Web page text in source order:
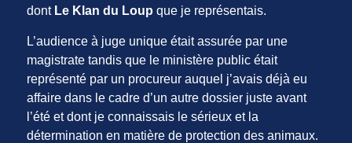
dont Le Klan du Loup que je représentais.
L’audience à juge unique était assurée par une
magistrate tandis que le ministère public était
représenté par un procureur auquel j’avais déjà eu
affaire dans le cadre d’un autre dossier juste avant
l’été et dont je connaissais le sérieux et la
détermination en matière de protection des animaux.